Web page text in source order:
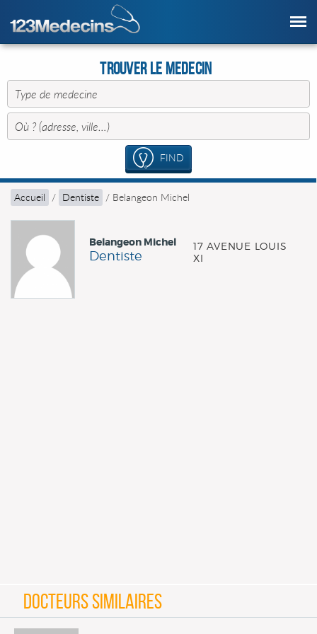
Trouver le Medecin
FIND
Accueil / Dentiste / Belangeon Michel
Belangeon Michel
Dentiste
17 AVENUE LOUIS
XI
DOCTEURS SIMILAIRES